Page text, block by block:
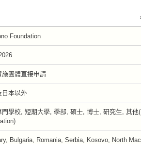
Foundation
施團體直接申請
日本以外
門學校, 短期大學, 學部, 碩士, 博士, 研究生, 其他
Bulgaria, Romania, Serbia, Kosovo, North